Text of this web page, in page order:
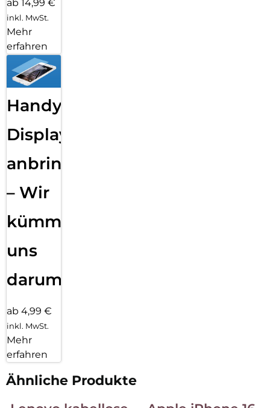
ab 14,99 €
inkl. MwSt.
Mehr
erfahren
Handy
Displayfolie
anbringen
– Wir
kümmern
uns
darum!
ab 4,99 €
inkl. MwSt.
Mehr
erfahren
Ähnliche Produkte